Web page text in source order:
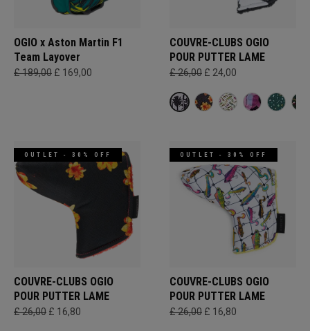
OGIO x Aston Martin F1
Team Layover
£ 189,00 £ 169,00
COUVRE-CLUBS OGIO
POUR PUTTER LAME
£ 26,00 £ 24,00
OUTLET - 30% OFF
COUVRE-CLUBS OGIO
POUR PUTTER LAME
£ 26,00 £ 16,80
OUTLET - 30% OFF
COUVRE-CLUBS OGIO
POUR PUTTER LAME
£ 26,00 £ 16,80